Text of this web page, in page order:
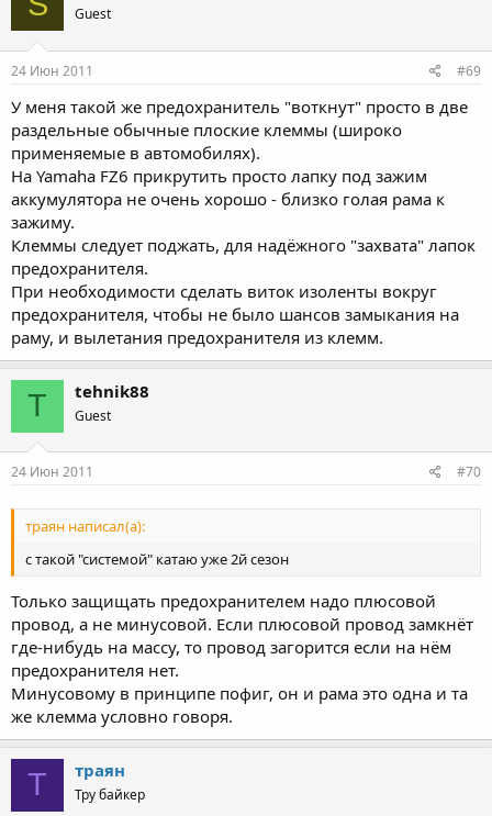
Guest
24 Июн 2011 #69
У меня такой же предохранитель "воткнут" просто в две
раздельные обычные плоские клеммы (широко
применяемые в автомобилях).
На Yamaha FZ6 прикрутить просто лапку под зажим
аккумулятора не очень хорошо - близко голая рама к
зажиму.
Клеммы следует поджать, для надёжного "захвата" лапок
предохранителя.
При необходимости сделать виток изоленты вокруг
предохранителя, чтобы не было шансов замыкания на
раму, и вылетания предохранителя из клемм.
T tehnik88
Guest
24 Июн 2011 #70
траян написал(а):
с такой "системой" катаю уже 2й сезон
Только защищать предохранителем надо плюсовой
провод, а не минусовой. Если плюсовой провод замкнёт
где-нибудь на массу, то провод загорится если на нём
предохранителя нет.
Минусовому в принципе пофиг, он и рама это одна и та
же клемма условно говоря.
Т траян
Тру байкер